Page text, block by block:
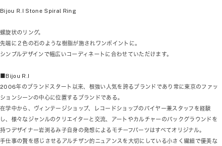
Bijou R.I Stone Spiral Ring
螺旋状のリング。
先端に２色の石のような樹脂が施されワンポイントに。
シンプルデザインで幅広いコーディネートに合わせていただけます。
■Bijou R.I
2006年のブランドスタート以来、根強い人気を誇るブランドであり常に東京のファッ
ションシーンの中心に位置するブランドである。
在学中から、ヴィンテージショップ、レコードショップのバイヤー兼スタッフを経験
し、様々なジャンルのクリエイターと交流、アートやカルチャーのバックグラウンドを
持つデザイナー岩渕るみ子自身の発想によるモチーフパーツはすべてオリジナル。
手仕事の贅を感じさせるアルチザン的ニュアンスを大切にしている小さく繊細で優美な